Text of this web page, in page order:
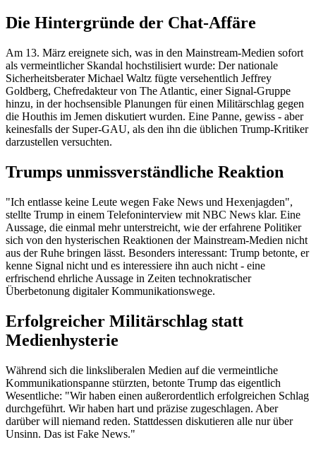
Die Hintergründe der Chat-Affäre
Am 13. März ereignete sich, was in den Mainstream-Medien sofort
als vermeintlicher Skandal hochstilisiert wurde: Der nationale
Sicherheitsberater Michael Waltz fügte versehentlich Jeffrey
Goldberg, Chefredakteur von The Atlantic, einer Signal-Gruppe
hinzu, in der hochsensible Planungen für einen Militärschlag gegen
die Houthis im Jemen diskutiert wurden. Eine Panne, gewiss - aber
keinesfalls der Super-GAU, als den ihn die üblichen Trump-Kritiker
darzustellen versuchten.
Trumps unmissverständliche Reaktion
"Ich entlasse keine Leute wegen Fake News und Hexenjagden",
stellte Trump in einem Telefoninterview mit NBC News klar. Eine
Aussage, die einmal mehr unterstreicht, wie der erfahrene Politiker
sich von den hysterischen Reaktionen der Mainstream-Medien nicht
aus der Ruhe bringen lässt. Besonders interessant: Trump betonte, er
kenne Signal nicht und es interessiere ihn auch nicht - eine
erfrischend ehrliche Aussage in Zeiten technokratischer
Überbetonung digitaler Kommunikationswege.
Erfolgreicher Militärschlag statt
Medienhysterie
Während sich die linksliberalen Medien auf die vermeintliche
Kommunikationspanne stürzten, betonte Trump das eigentlich
Wesentliche: "Wir haben einen außerordentlich erfolgreichen Schlag
durchgeführt. Wir haben hart und präzise zugeschlagen. Aber
darüber will niemand reden. Stattdessen diskutieren alle nur über
Unsinn. Das ist Fake News."